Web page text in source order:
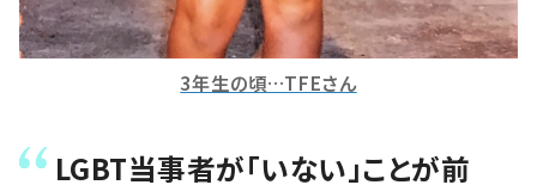
3年生の頃…TFEさん
LGBT当事者が「いない」ことが前